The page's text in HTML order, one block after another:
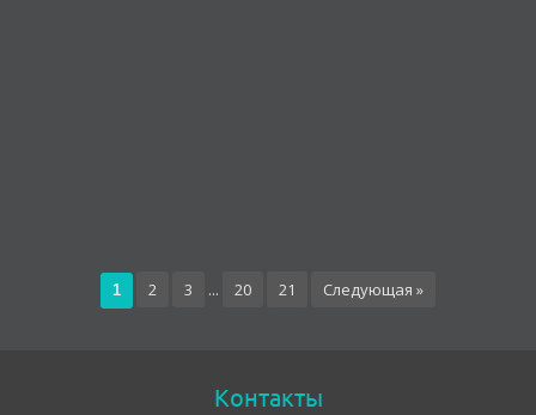
1 2 3 ... 20 21 Следующая »
Контакты